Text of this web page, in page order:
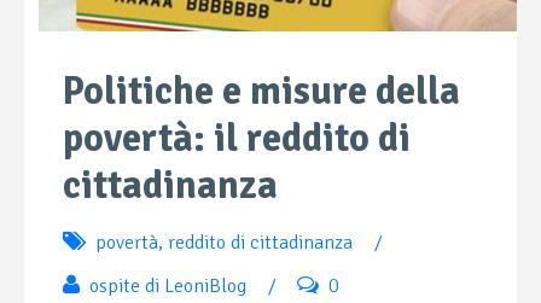
Politiche e misure della
povertà: il reddito di
cittadinanza
povertà, reddito di cittadinanza
/
ospite di LeoniBlog
/ 0